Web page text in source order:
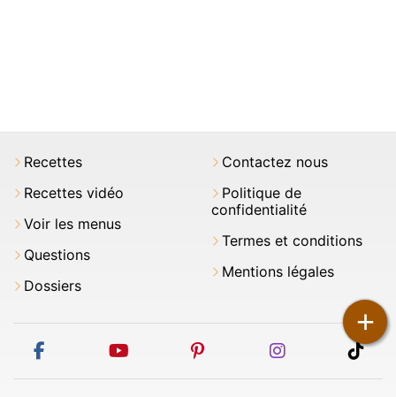
+
Recettes
Recettes vidéo
Voir les menus
Questions
Dossiers
Contactez nous
Politique de
confidentialité
Termes et conditions
Mentions légales
facebook youtube pinterest instagram